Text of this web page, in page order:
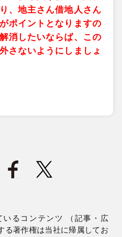
、地主さん借地人さん
ポイントとなりますの
消したいならば、この
さないようにしましょ
いるコンテンツ （記事・広
る著作権は当社に帰属してお